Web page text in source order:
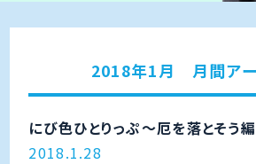
2018年1月 月間ア
にび色ひとりっぷ～厄を落とそう
2018.1.28